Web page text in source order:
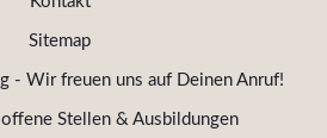
Sitemap
- Wir freuen uns auf Deinen Anruf!
offene Stellen & Ausbildungen